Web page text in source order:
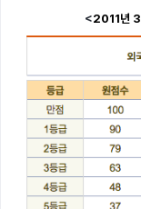
<2011년 3